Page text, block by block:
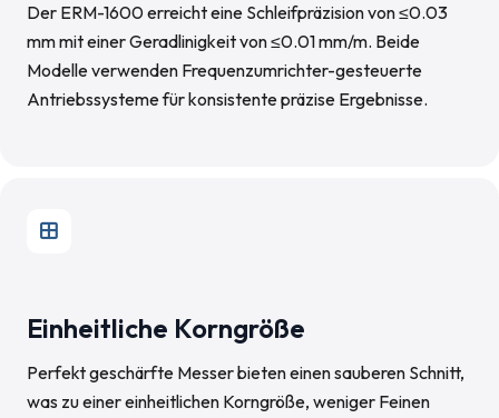
Der ERM-1600 erreicht eine Schleifpräzision von ≤0.03
mm mit einer Geradlinigkeit von ≤0.01 mm/m. Beide
Modelle verwenden Frequenzumrichter-gesteuerte
Antriebssysteme für konsistente präzise Ergebnisse.
Einheitliche Korngröße
Perfekt geschärfte Messer bieten einen sauberen Schnitt,
was zu einer einheitlichen Korngröße, weniger Feinen